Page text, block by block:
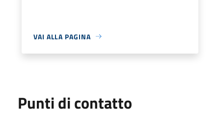
VAI ALLA PAGINA
Punti di contatto